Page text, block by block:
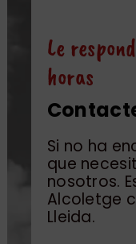
Le
horas
Si no ha
que
nosotros.
Alcoletge
Lleida.